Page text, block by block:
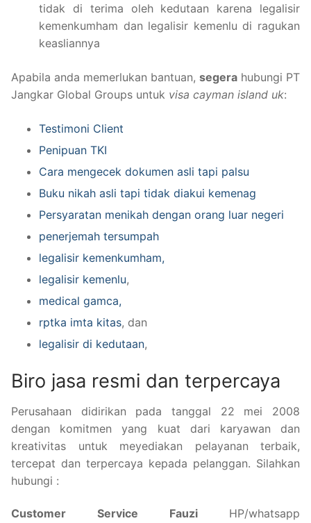
tidak di terima oleh kedutaan karena legalisir
kemenkumham dan legalisir kemenlu di ragukan
keasliannya
Apabila anda memerlukan bantuan, segera hubungi PT
Jangkar Global Groups untuk visa cayman island uk:
Testimoni Client
Penipuan TKI
Cara mengecek dokumen asli tapi palsu
Buku nikah asli tapi tidak diakui kemenag
Persyaratan menikah dengan orang luar negeri
penerjemah tersumpah
legalisir kemenkumham,
legalisir kemenlu,
medical gamca,
rptka imta kitas, dan
legalisir di kedutaan,
Biro jasa resmi dan terpercaya
Perusahaan didirikan pada tanggal 22 mei 2008
dengan komitmen yang kuat dari karyawan dan
kreativitas untuk meyediakan pelayanan terbaik,
tercepat dan terpercaya kepada pelanggan. Silahkan
hubungi :
Customer Service Fauzi HP/whatsapp